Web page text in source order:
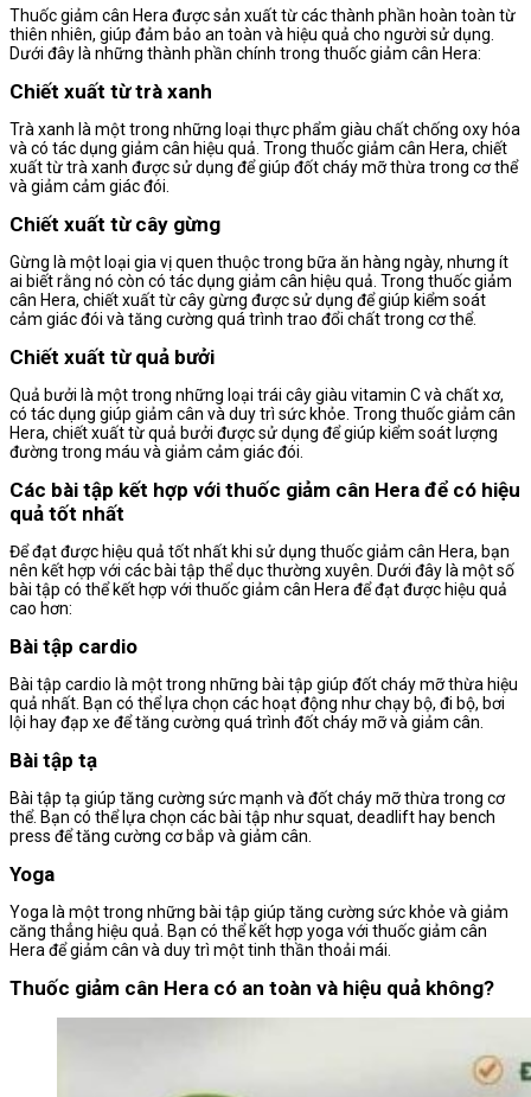
Thuốc giảm cân Hera được sản xuất từ các thành phần hoàn toàn từ
thiên nhiên, giúp đảm bảo an toàn và hiệu quả cho người sử dụng.
Dưới đây là những thành phần chính trong thuốc giảm cân Hera:
Chiết xuất từ trà xanh
Trà xanh là một trong những loại thực phẩm giàu chất chống oxy hóa
và có tác dụng giảm cân hiệu quả. Trong thuốc giảm cân Hera, chiết
xuất từ trà xanh được sử dụng để giúp đốt cháy mỡ thừa trong cơ thể
và giảm cảm giác đói.
Chiết xuất từ cây gừng
Gừng là một loại gia vị quen thuộc trong bữa ăn hàng ngày, nhưng ít
ai biết rằng nó còn có tác dụng giảm cân hiệu quả. Trong thuốc giảm
cân Hera, chiết xuất từ cây gừng được sử dụng để giúp kiểm soát
cảm giác đói và tăng cường quá trình trao đổi chất trong cơ thể.
Chiết xuất từ quả bưởi
Quả bưởi là một trong những loại trái cây giàu vitamin C và chất xơ,
có tác dụng giúp giảm cân và duy trì sức khỏe. Trong thuốc giảm cân
Hera, chiết xuất từ quả bưởi được sử dụng để giúp kiểm soát lượng
đường trong máu và giảm cảm giác đói.
Các bài tập kết hợp với thuốc giảm cân Hera để có hiệu
quả tốt nhất
Để đạt được hiệu quả tốt nhất khi sử dụng thuốc giảm cân Hera, bạn
nên kết hợp với các bài tập thể dục thường xuyên. Dưới đây là một số
bài tập có thể kết hợp với thuốc giảm cân Hera để đạt được hiệu quả
cao hơn:
Bài tập cardio
Bài tập cardio là một trong những bài tập giúp đốt cháy mỡ thừa hiệu
quả nhất. Bạn có thể lựa chọn các hoạt động như chạy bộ, đi bộ, bơi
lội hay đạp xe để tăng cường quá trình đốt cháy mỡ và giảm cân.
Bài tập tạ
Bài tập tạ giúp tăng cường sức mạnh và đốt cháy mỡ thừa trong cơ
thể. Bạn có thể lựa chọn các bài tập như squat, deadlift hay bench
press để tăng cường cơ bắp và giảm cân.
Yoga
Yoga là một trong những bài tập giúp tăng cường sức khỏe và giảm
căng thẳng hiệu quả. Bạn có thể kết hợp yoga với thuốc giảm cân
Hera để giảm cân và duy trì một tinh thần thoải mái.
Thuốc giảm cân Hera có an toàn và hiệu quả không?